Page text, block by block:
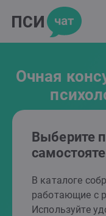
Очная
Выберите
В каталоге
работающие с
Используйте